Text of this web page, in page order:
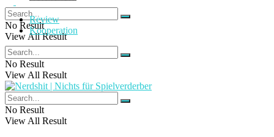
No Result
View All Result
Review
Kooperation
No Result
View All Result
No Result
View All Result